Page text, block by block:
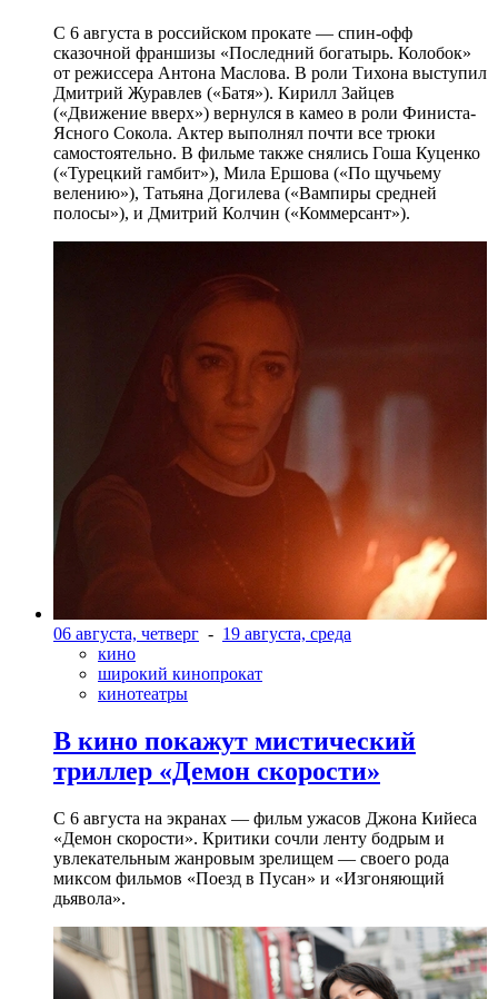
С 6 августа в российском прокате — спин-офф
сказочной франшизы «Последний богатырь. Колобок»
от режиссера Антона Маслова. В роли Тихона выступил
Дмитрий Журавлев («Батя»). Кирилл Зайцев
(«Движение вверх») вернулся в камео в роли Финиста-
Ясного Сокола. Актер выполнял почти все трюки
самостоятельно. В фильме также снялись Гоша Куценко
(«Турецкий гамбит»), Мила Ершова («По щучьему
велению»), Татьяна Догилева («Вампиры средней
полосы»), и Дмитрий Колчин («Коммерсант»).
06 августа, четверг - 19 августа, среда
кино
широкий кинопрокат
кинотеатры
В кино покажут мистический
триллер «Демон скорости»
С 6 августа на экранах — фильм ужасов Джона Кийеса
«Демон скорости». Критики сочли ленту бодрым и
увлекательным жанровым зрелищeм — своего рода
миксом фильмов «Поезд в Пусан» и «Изгоняющий
дьявола».